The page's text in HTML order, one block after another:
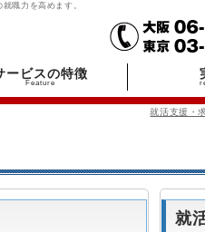
職力を高めます。
ービスの特徴
Feature
就活支援・
就